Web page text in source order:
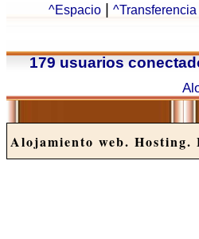
^Espacio
^Transferencia
179 usuarios
Alojamiento web. Hosting.